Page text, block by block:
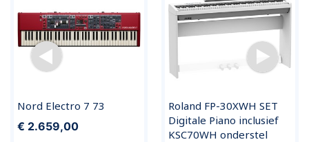
Nord Electro 7 73
€ 2.659,00
Roland FP-30XWH SET
Digitale Piano inclusief
KSC70WH onderstel